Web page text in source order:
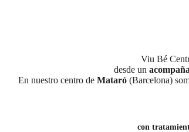
Viu Bé
desde un
En nuestro centro de Mataró (Barcelona)
con